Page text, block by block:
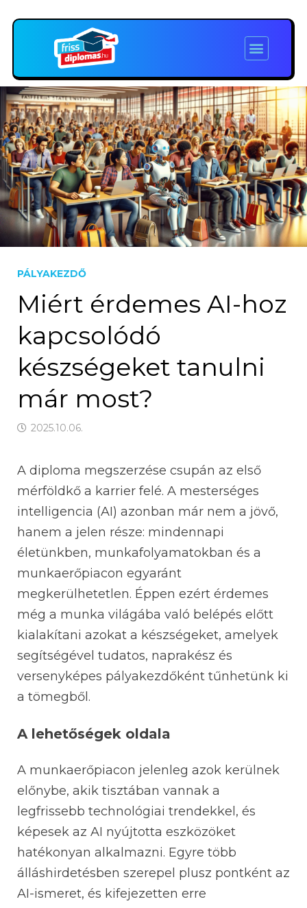
PÁLYAKEZDŐ
Miért érdemes AI-hoz
kapcsolódó
készségeket tanulni
már most?
2025.10.06.
A diploma megszerzése csupán az első
mérföldkő a karrier felé. A mesterséges
intelligencia (AI) azonban már nem a jövő,
hanem a jelen része: mindennapi
életünkben, munkafolyamatokban és a
munkaerőpiacon egyaránt
megkerülhetetlen. Éppen ezért érdemes
még a munka világába való belépés előtt
kialakítani azokat a készségeket, amelyek
segítségével tudatos, naprakész és
versenyképes pályakezdőként tűnhetünk ki
a tömegből.
A lehetőségek oldala
A munkaerőpiacon jelenleg azok kerülnek
előnybe, akik tisztában vannak a
legfrissebb technológiai trendekkel, és
képesek az AI nyújtotta eszközöket
hatékonyan alkalmazni. Egyre több
álláshirdetésben szerepel plusz pontként az
AI-ismeret, és kifejezetten erre